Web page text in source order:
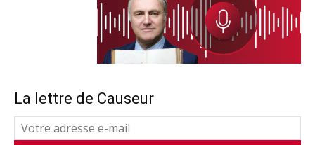
La lettre de Causeur